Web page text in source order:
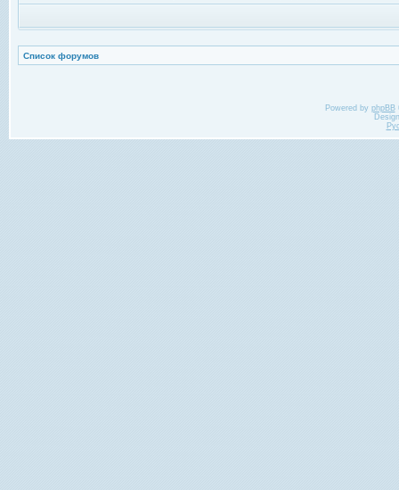
Список форумов
Powered by phpBB